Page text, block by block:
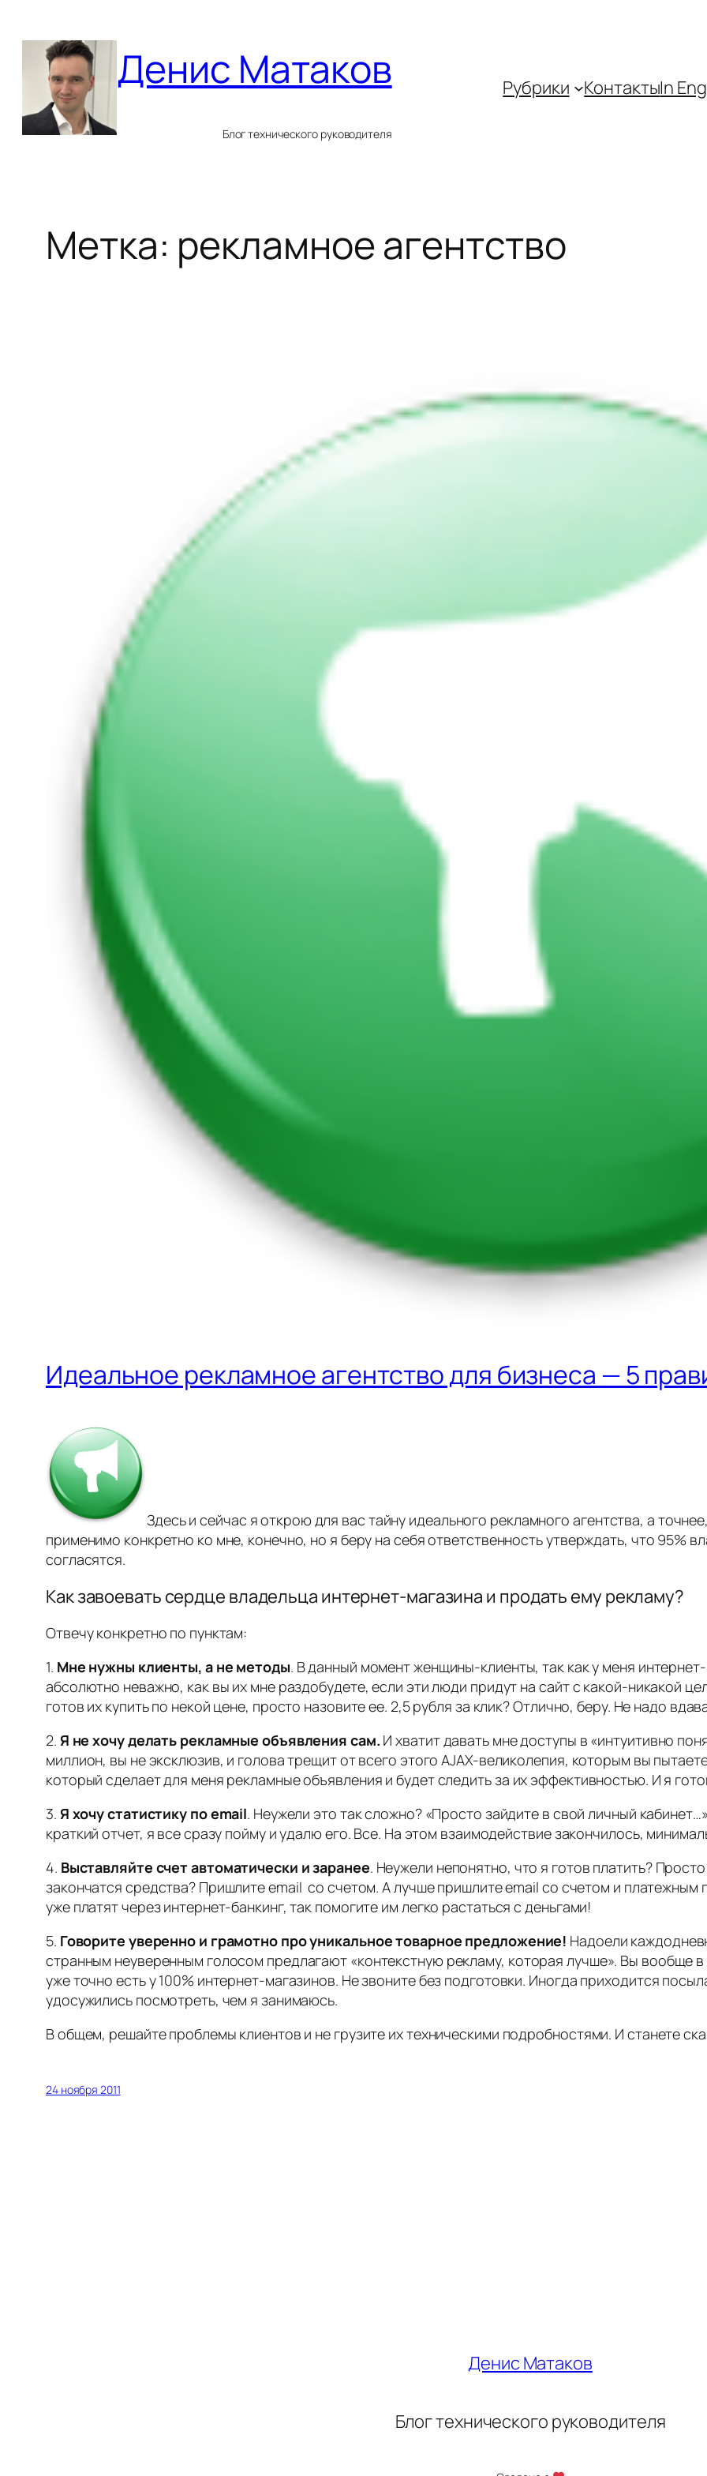
содержимому Денис Матаков
Блог технического руководителя
Рубрики КонтактыIn
Метка: рекламное агентство
Идеальное рекламное агентство для бизнеса — 5
Здесь и сейчас я открою для вас тайну идеального рекламного агентства, а
применимо конкретно ко мне, конечно, но я беру на себя ответственность утверждать, что 95%
согласятся.
Как завоевать сердце владельца интернет-магазина и продать ему рекламу?
Отвечу конкретно по пунктам:
1. Мне нужны клиенты, а не методы. В данный момент женщины-клиенты, так как у меня
абсолютно неважно, как вы их мне раздобудете, если эти люди придут на сайт с какой-никакой
готов их купить по некой цене, просто назовите ее. 2,5 рубля за клик? Отлично, беру. Не надо
2. Я не хочу делать рекламные объявления сам. И хватит давать мне доступы в «интуитивно
миллион, вы не эксклюзив, и голова трещит от всего этого AJAX-великолепия, которым вы
который сделает для меня рекламные объявления и будет следить за их эффективностью. И я
3. Я хочу статистику по email. Неужели это так сложно? «Просто зайдите в свой личный
краткий отчет, я все сразу пойму и удалю его. Все. На этом взаимодействие закончилось,
4. Выставляйте счет автоматически и заранее. Неужели непонятно, что я готов платить?
закончатся средства? Пришлите email со счетом. А лучше пришлите email со счетом и платежным
уже платят через интернет-банкинг, так помогите им легко растаться с деньгами!
5. Говорите уверенно и грамотно про уникальное товарное предложение! Надоели
странным неуверенным голосом предлагают «контекстную рекламу, которая лучше». Вы вообще
уже точно есть у 100% интернет-магазинов. Не звоните без подготовки. Иногда приходится
удосужились посмотреть, чем я занимаюсь.
В общем, решайте проблемы клиентов и не грузите их техническими подробностями. И станете
24 ноября 2011
Денис Матаков
Блог технического руководителя